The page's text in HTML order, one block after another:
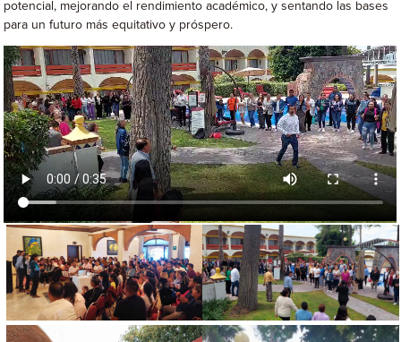
potencial, mejorando el rendimiento académico, y sentando las bases
para un futuro más equitativo y próspero.